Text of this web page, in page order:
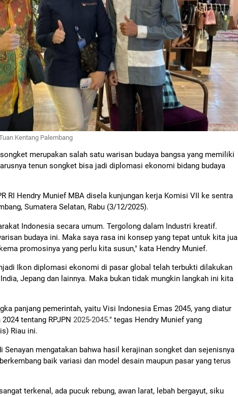
Kentang Palembang
merupakan salah satu warisan budaya bangsa yang memiliki
tenun songket bisa jadi diplomasi ekonomi bidang budaya
RI Hendry Munief MBA disela kunjungan kerja Komisi VII ke sentra
Sumatera Selatan, Rabu (3/12/2025).
Indonesia secara umum. Tergolong dalam Industri kreatif.
budaya ini. Maka saya rasa ini konsep yang tepat untuk kita jual
promosinya yang perlu kita susun," kata Hendry Munief.
Ikon diplomasi ekonomi di pasar global telah terbukti dilakukan
Jepang dan lainnya. Maka bukan tidak mungkin langkah ini kita
panjang pemerintah, yaitu Visi Indonesia Emas 2045, yang diatur
tentang RPJPN 2025-2045." tegas Hendry Munief yang
Riau ini.
Senayan mengatakan bahwa hasil kerajinan songket dan sejenisnya
baik variasi dan model desain maupun pasar yang terus
terkenal, ada pucuk rebung, awan larat, lebah bergayut, siku